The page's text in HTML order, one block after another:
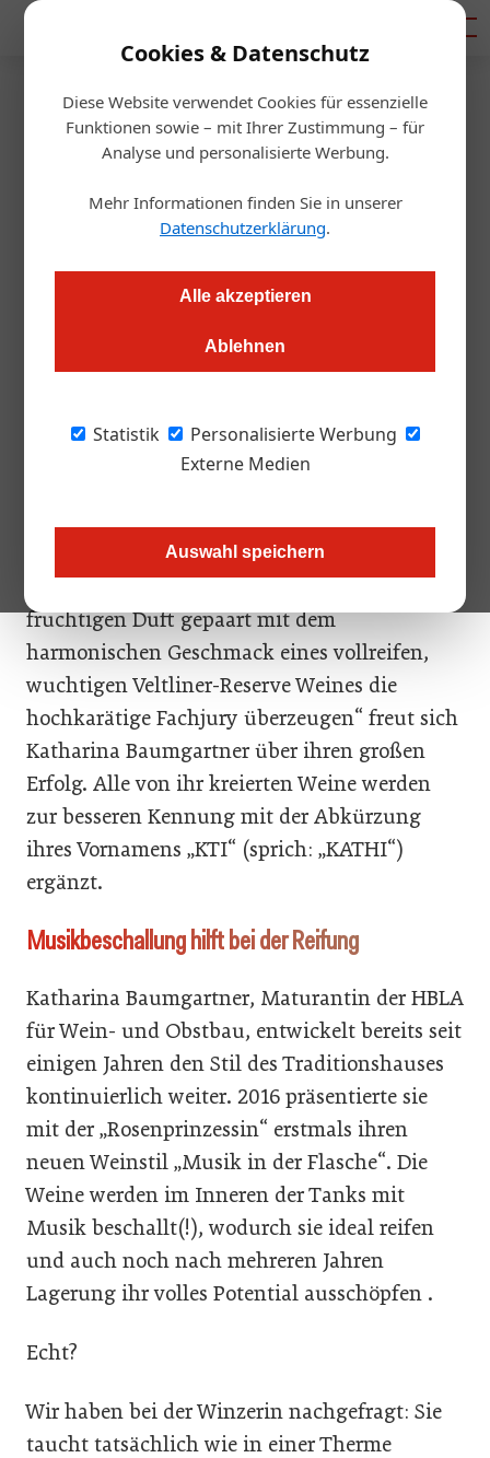
Cookies & Datenschutz
Diese Website verwendet Cookies für essenzielle
Funktionen sowie – mit Ihrer Zustimmung – für
Analyse und personalisierte Werbung.
Mehr Informationen finden Sie in unserer
Datenschutzerklärung.
Alle akzeptieren
Ablehnen
Statistik
Personalisierte Werbung
Externe Medien
Auswahl speichern
Startseite/Getränke
Erfolg in NYC für junge
Winzerin aus dem Weinviertel
Die Weinviertler Jungwinzerin Katharina Baumgartner holte
bei der „New York Wine Competition“ Doppelgold für ihren
„Austrian Winery of the Year 2017“.
Weinwettbewerb in New York traten mehr als
1.300 Weine aus 23 Ländern gegeneinander
fruchtigen Duft gepaart mit dem
harmonischen Geschmack eines vollreifen,
wuchtigen Veltliner-Reserve Weines die
hochkarätige Fachjury überzeugen“ freut sich
Katharina Baumgartner über ihren großen
Erfolg. Alle von ihr kreierten Weine werden
zur besseren Kennung mit der Abkürzung
ihres Vornamens „KTI“ (sprich: „KATHI“)
ergänzt.
Musikbeschallung hilft bei der Reifung
Katharina Baumgartner, Maturantin der HBLA
für Wein- und Obstbau, entwickelt bereits seit
einigen Jahren den Stil des Traditionshauses
kontinuierlich weiter. 2016 präsentierte sie
mit der „Rosenprinzessin“ erstmals ihren
neuen Weinstil „Musik in der Flasche“. Die
Weine werden im Inneren der Tanks mit
Musik beschallt(!), wodurch sie ideal reifen
und auch noch nach mehreren Jahren
Lagerung ihr volles Potential ausschöpfen .
Echt?
Wir haben bei der Winzerin nachgefragt: Sie
taucht tatsächlich wie in einer Therme